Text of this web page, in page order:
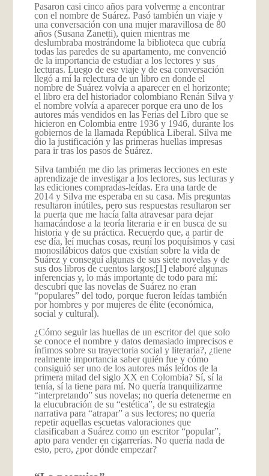
Pasaron casi cinco años para volverme a encontrar
con el nombre de Suárez. Pasó también un viaje y
una conversación con una mujer maravillosa de 80
años (Susana Zanetti), quien mientras me
deslumbraba mostrándome la biblioteca que cubría
todas las paredes de su apartamento, me convenció
de la importancia de estudiar a los lectores y sus
lecturas. Luego de ese viaje y de esa conversación
llegó a mí la relectura de un libro en donde el
nombre de Suárez volvía a aparecer en el horizonte;
el libro era del historiador colombiano Renán Silva y
el nombre volvía a aparecer porque era uno de los
autores más vendidos en las Ferias del Libro que se
hicieron en Colombia entre 1936 y 1946, durante los
gobiernos de la llamada República Liberal. Silva me
dio la justificación y las primeras huellas impresas
para ir tras los pasos de Suárez.
Silva también me dio las primeras lecciones en este
aprendizaje de investigar a los lectores, sus lecturas y
las ediciones compradas-leídas. Era una tarde de
2014 y Silva me esperaba en su casa. Mis preguntas
resultaron inútiles, pero sus respuestas resultaron ser
la puerta que me hacía falta atravesar para dejar
hamacándose a la teoría literaria e ir en busca de su
historia y de su práctica. Recuerdo que, a partir de
ese día, leí muchas cosas, reuní los poquísimos y casi
monosilábicos datos que existían sobre la vida de
Suárez y conseguí algunas de sus siete novelas y de
sus dos libros de cuentos largos;[1] elaboré algunas
inferencias y, lo más importante de todo para mí:
descubrí que las novelas de Suárez no eran
“populares” del todo, porque fueron leídas también
por hombres y por mujeres de élite (económica,
social y cultural).
¿Cómo seguir las huellas de un escritor del que solo
se conoce el nombre y datos demasiado imprecisos e
ínfimos sobre su trayectoria social y literaria?, ¿tiene
realmente importancia saber quién fue y cómo
consiguió ser uno de los autores más leídos de la
primera mitad del siglo XX en Colombia? Sí, sí la
tenía, sí la tiene para mí. No quería tranquilizarme
“interpretando” sus novelas; no quería detenerme en
la elucubración de su “estética”, de su estrategia
narrativa para “atrapar” a sus lectores; no quería
repetir aquellas escuetas valoraciones que
clasificaban a Suárez como un escritor “popular”,
apto para vender en cigarrerías. No quería nada de
esto, pero, ¿por dónde empezar?